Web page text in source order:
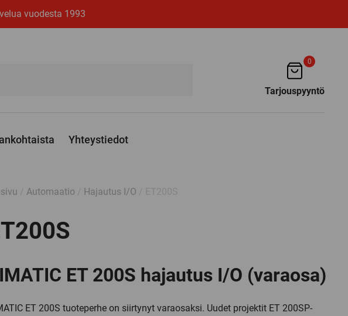
vuodesta 1993
0
Tarjouspyyntö
Yhteystiedot
Automaatio Hajautus I/O
ET 200S hajautus I/O (varaosa)
ET 200S tuoteperhe on siirtynyt varaosaksi. Uudet projektit ET 200SP-